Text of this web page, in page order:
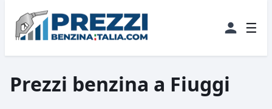
☰
Prezzi benzina a Fiuggi